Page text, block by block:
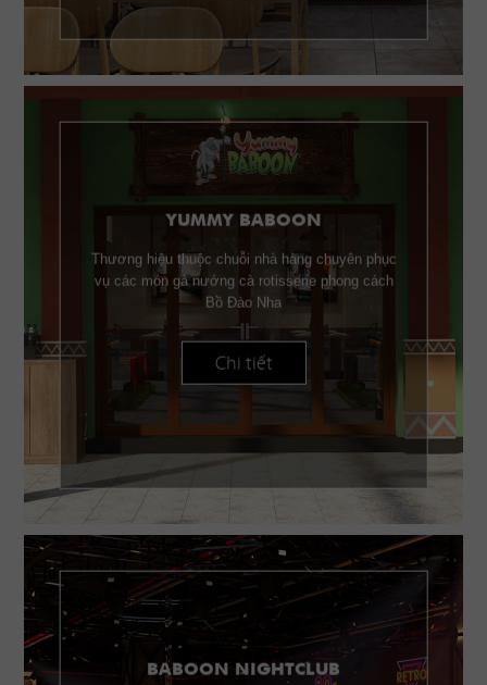
YUMMY BABOON
Thương hiệu thuộc chuỗi nhà hàng chuyên phục
vụ các món gà nướng cà rotisserie phong cách
Bồ Đào Nha
Chi tiết
BABOON NIGHTCLUB